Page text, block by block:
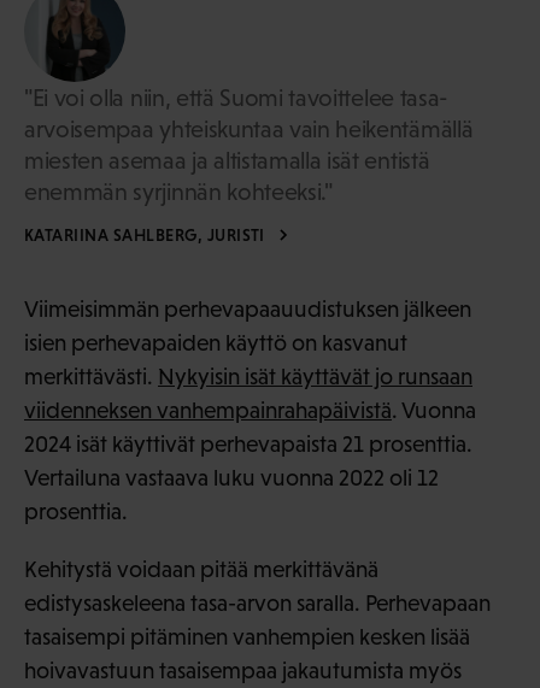
"Ei voi olla niin, että Suomi tavoittelee tasa-
arvoisempaa yhteiskuntaa vain heikentämällä
miesten asemaa ja altistamalla isät entistä
enemmän syrjinnän kohteeksi."
KATARIINA SAHLBERG, JURISTI
Viimeisimmän perhevapaauudistuksen jälkeen
isien perhevapaiden käyttö on kasvanut
merkittävästi. Nykyisin isät käyttävät jo runsaan
viidenneksen vanhempainrahapäivistä. Vuonna
2024 isät käyttivät perhevapaista 21 prosenttia.
Vertailuna vastaava luku vuonna 2022 oli 12
prosenttia.
Kehitystä voidaan pitää merkittävänä
edistysaskeleena tasa-arvon saralla. Perhevapaan
tasaisempi pitäminen vanhempien kesken lisää
hoivavastuun tasaisempaa jakautumista myös